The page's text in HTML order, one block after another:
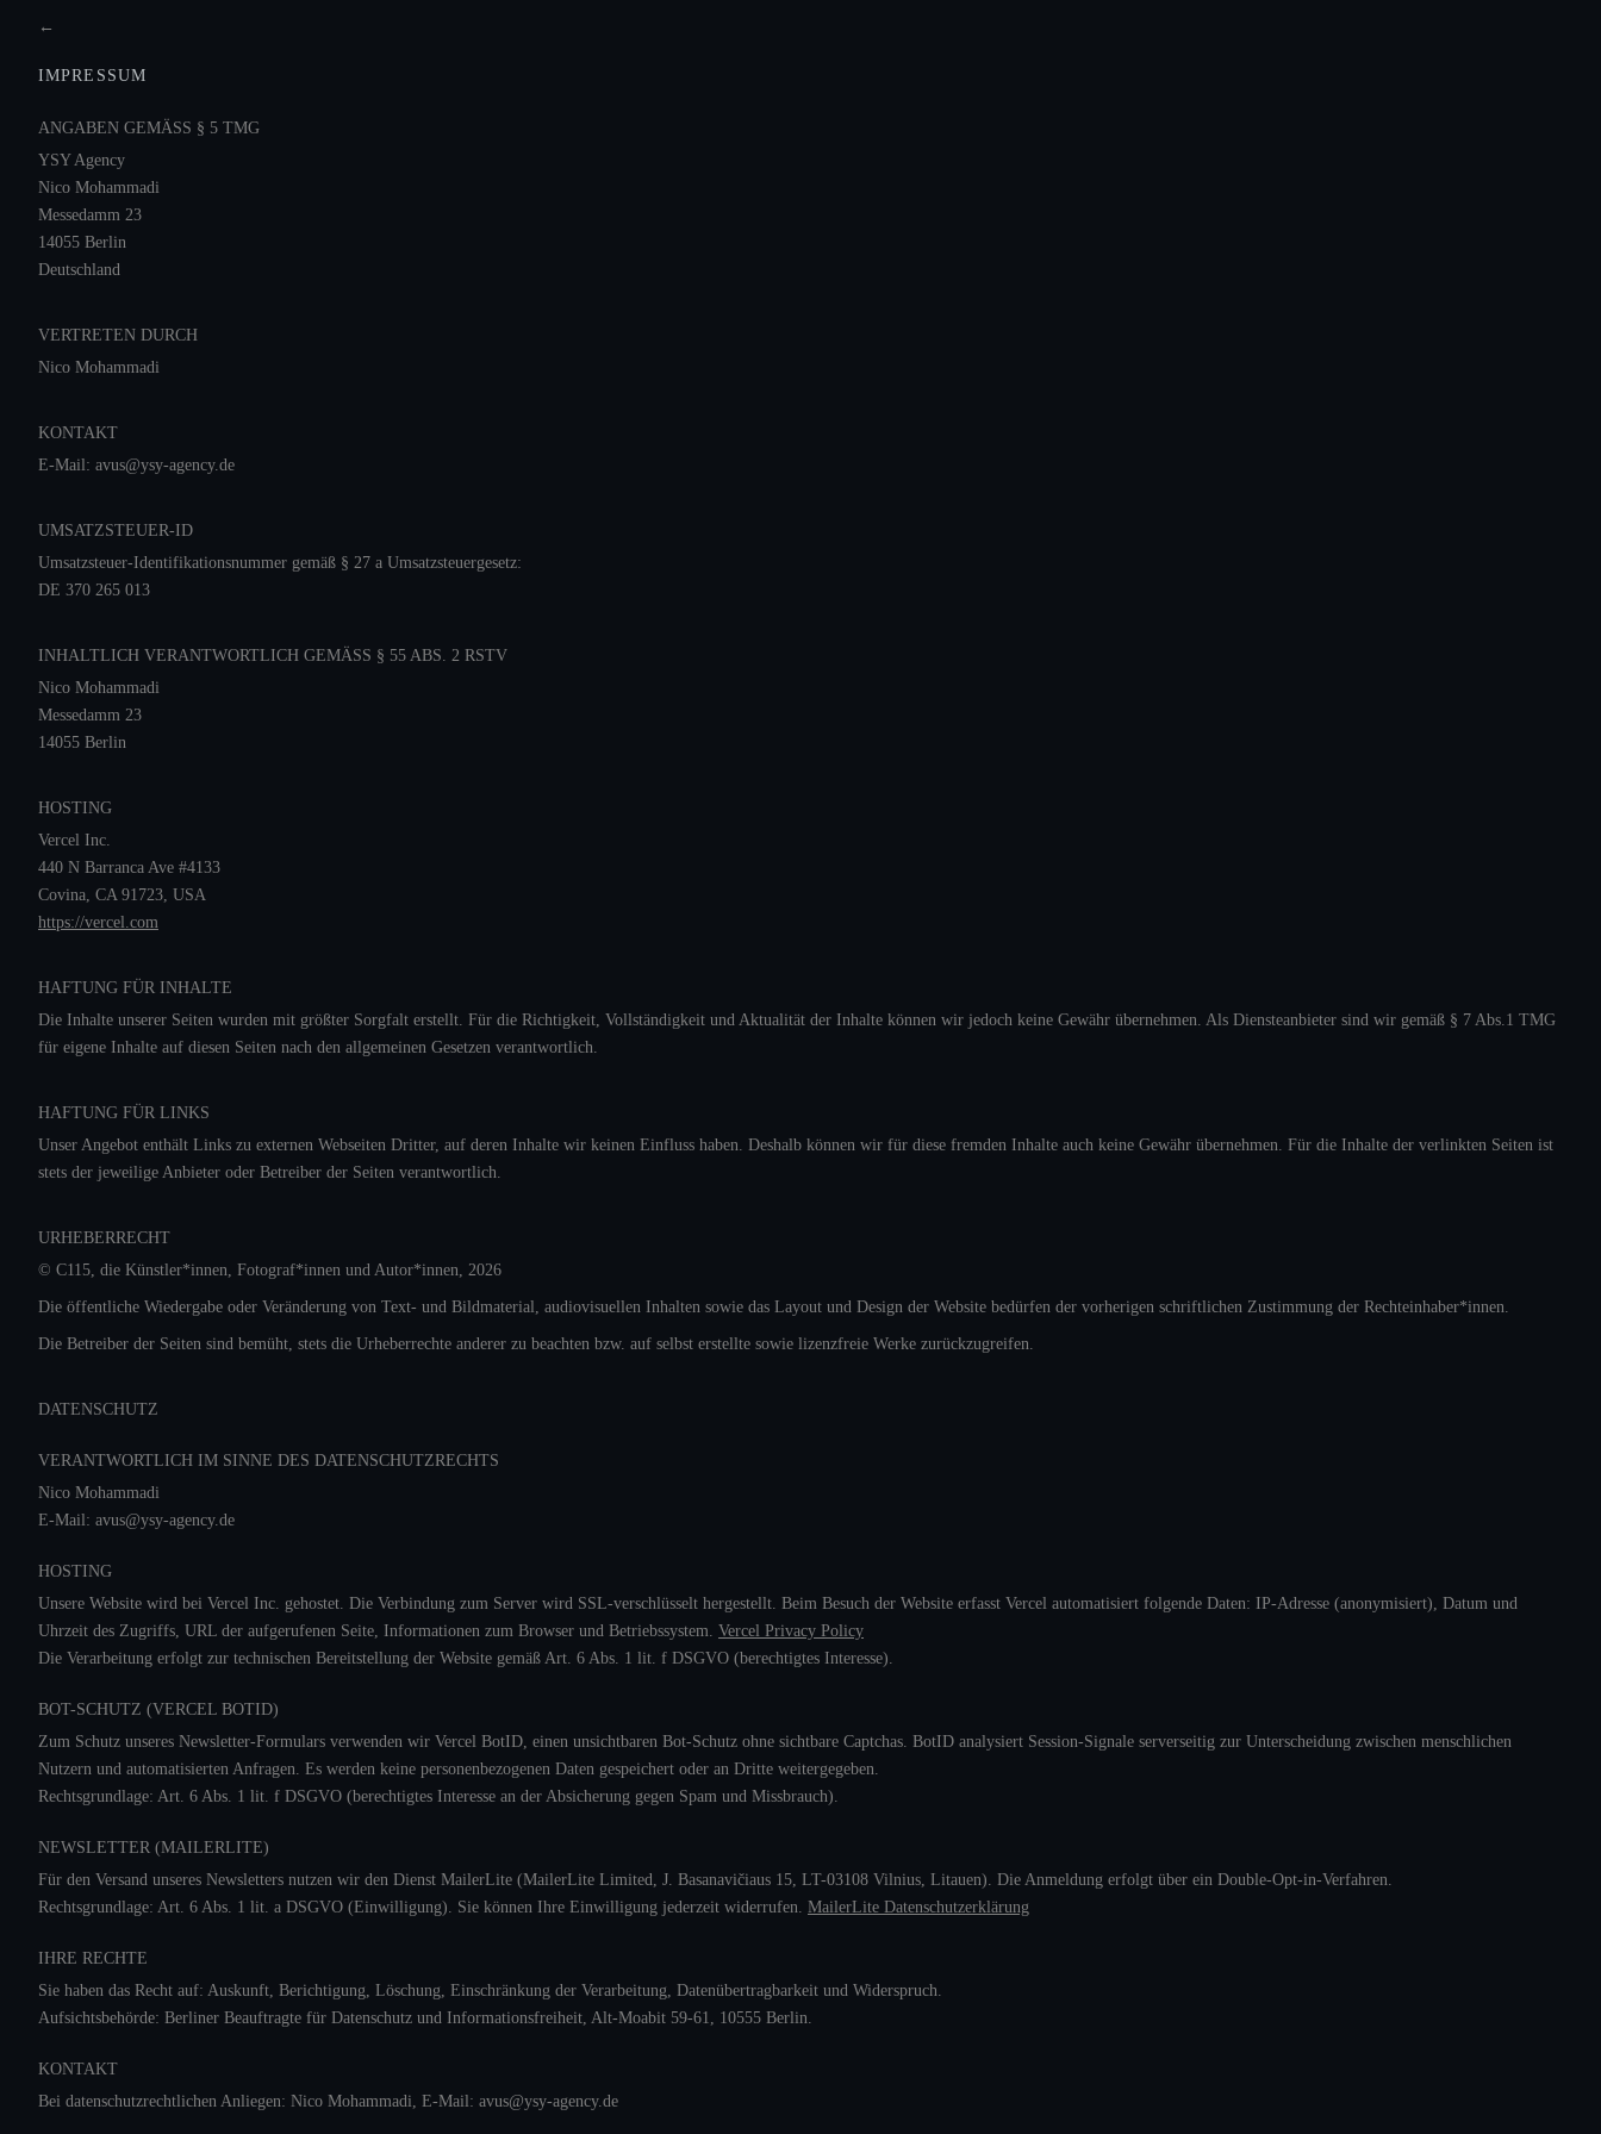
←
IMPRESSUM
ANGABEN GEMÄSS § 5 TMG
YSY Agency
Nico Mohammadi
Messedamm 23
14055 Berlin
Deutschland
VERTRETEN DURCH
Nico Mohammadi
KONTAKT
E-Mail: avus@ysy-agency.de
UMSATZSTEUER-ID
Umsatzsteuer-Identifikationsnummer gemäß § 27 a Umsatzsteuergesetz:
DE 370 265 013
INHALTLICH VERANTWORTLICH GEMÄSS § 55 ABS. 2 RSTV
Nico Mohammadi
Messedamm 23
14055 Berlin
HOSTING
Vercel Inc.
440 N Barranca Ave #4133
Covina, CA 91723, USA
https://vercel.com
HAFTUNG FÜR INHALTE
Die Inhalte unserer Seiten wurden mit größter Sorgfalt erstellt. Für die Richtigkeit, Vollständigkeit und Aktualität der Inhalte können wir jedoch keine Gewähr übernehmen. Als Diensteanbieter sind wir gemäß § 7 Abs.1 TMG
für eigene Inhalte auf diesen Seiten nach den allgemeinen Gesetzen verantwortlich.
HAFTUNG FÜR LINKS
Unser Angebot enthält Links zu externen Webseiten Dritter, auf deren Inhalte wir keinen Einfluss haben. Deshalb können wir für diese fremden Inhalte auch keine Gewähr übernehmen. Für die Inhalte der verlinkten Seiten ist
stets der jeweilige Anbieter oder Betreiber der Seiten verantwortlich.
URHEBERRECHT
© C115, die Künstler*innen, Fotograf*innen und Autor*innen, 2026
Die öffentliche Wiedergabe oder Veränderung von Text- und Bildmaterial, audiovisuellen Inhalten sowie das Layout und Design der Website bedürfen der vorherigen schriftlichen Zustimmung der Rechteinhaber*innen.
Die Betreiber der Seiten sind bemüht, stets die Urheberrechte anderer zu beachten bzw. auf selbst erstellte sowie lizenzfreie Werke zurückzugreifen.
DATENSCHUTZ
VERANTWORTLICH IM SINNE DES DATENSCHUTZRECHTS
Nico Mohammadi
E-Mail: avus@ysy-agency.de
HOSTING
Unsere Website wird bei Vercel Inc. gehostet. Die Verbindung zum Server wird SSL-verschlüsselt hergestellt. Beim Besuch der Website erfasst Vercel automatisiert folgende Daten: IP-Adresse (anonymisiert), Datum und
Uhrzeit des Zugriffs, URL der aufgerufenen Seite, Informationen zum Browser und Betriebssystem. Vercel Privacy Policy
Die Verarbeitung erfolgt zur technischen Bereitstellung der Website gemäß Art. 6 Abs. 1 lit. f DSGVO (berechtigtes Interesse).
BOT-SCHUTZ (VERCEL BOTID)
Zum Schutz unseres Newsletter-Formulars verwenden wir Vercel BotID, einen unsichtbaren Bot-Schutz ohne sichtbare Captchas. BotID analysiert Session-Signale serverseitig zur Unterscheidung zwischen menschlichen
Nutzern und automatisierten Anfragen. Es werden keine personenbezogenen Daten gespeichert oder an Dritte weitergegeben.
Rechtsgrundlage: Art. 6 Abs. 1 lit. f DSGVO (berechtigtes Interesse an der Absicherung gegen Spam und Missbrauch).
NEWSLETTER (MAILERLITE)
Für den Versand unseres Newsletters nutzen wir den Dienst MailerLite (MailerLite Limited, J. Basanavičiaus 15, LT-03108 Vilnius, Litauen). Die Anmeldung erfolgt über ein Double-Opt-in-Verfahren.
Rechtsgrundlage: Art. 6 Abs. 1 lit. a DSGVO (Einwilligung). Sie können Ihre Einwilligung jederzeit widerrufen. MailerLite Datenschutzerklärung
IHRE RECHTE
Sie haben das Recht auf: Auskunft, Berichtigung, Löschung, Einschränkung der Verarbeitung, Datenübertragbarkeit und Widerspruch.
Aufsichtsbehörde: Berliner Beauftragte für Datenschutz und Informationsfreiheit, Alt-Moabit 59-61, 10555 Berlin.
KONTAKT
Bei datenschutzrechtlichen Anliegen: Nico Mohammadi, E-Mail: avus@ysy-agency.de